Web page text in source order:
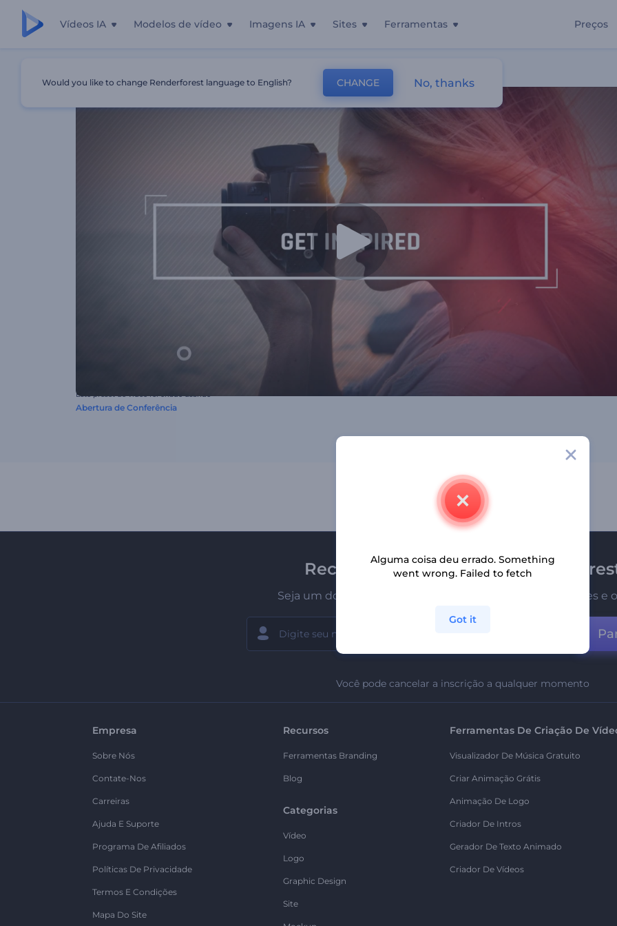
Vídeos IA Modelos de vídeo Imagens IA Sites Ferramentas Preços
Este preset de vídeo foi criado usando
Abertura de Conferência
Receba a newsletter da
Seja um dos primeiros a receber nossas últimas novidades e
Você pode cancelar a inscrição a qualquer momento
Empresa
Sobre Nós
Contate-Nos
Carreiras
Ajuda E Suporte
Programa De Afiliados
Políticas De Privacidade
Termos E Condições
Mapa Do Site
Recursos
Ferramentas Branding
Blog
Categorias
Vídeo
Logo
Graphic Design
Site
Ferramentas De Criação De
Visualizador De Música Gratuito
Criar Animação Grátis
Animação De Logo
Criador De Intros
Gerador De Texto Animado
Criador De Vídeos
Would you like to change Renderforest language to English? CHANGE No, thanks
Alguma coisa deu errado. Something
went wrong. Failed to fetch
Got it